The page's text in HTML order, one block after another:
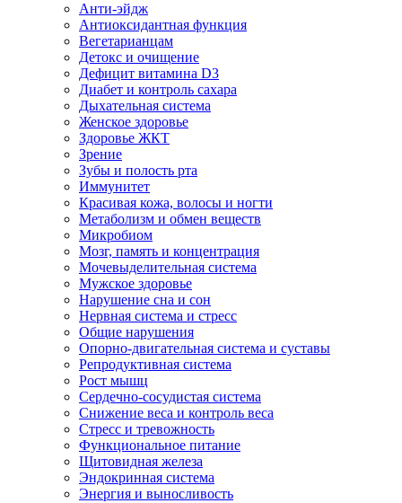
Анти-эйдж
Антиоксидантная функция
Вегетарианцам
Детокс и очищение
Дефицит витамина D3
Диабет и контроль сахара
Дыхательная система
Женское здоровье
Здоровье ЖКТ
Зрение
Зубы и полость рта
Иммунитет
Красивая кожа, волосы и ногти
Метаболизм и обмен веществ
Микробиом
Мозг, память и концентрация
Мочевыделительная система
Мужское здоровье
Нарушение сна и сон
Нервная система и стресс
Общие нарушения
Опорно-двигательная система и суставы
Репродуктивная система
Рост мышц
Сердечно-сосудистая система
Снижение веса и контроль веса
Стресс и тревожность
Функциональное питание
Щитовидная железа
Эндокринная система
Энергия и выносливость